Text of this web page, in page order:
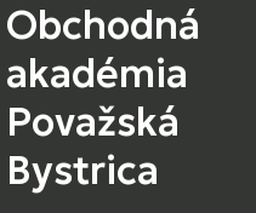
Obchodná
akadémia
Považská
Bystrica